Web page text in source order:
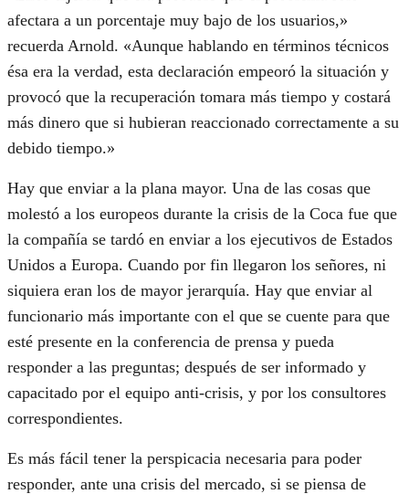
afectara a un porcentaje muy bajo de los usuarios,»
recuerda Arnold. «Aunque hablando en términos técnicos
ésa era la verdad, esta declaración empeoró la situación y
provocó que la recuperación tomara más tiempo y costará
más dinero que si hubieran reaccionado correctamente a su
debido tiempo.»
Hay que enviar a la plana mayor. Una de las cosas que
molestó a los europeos durante la crisis de la Coca fue que
la compañía se tardó en enviar a los ejecutivos de Estados
Unidos a Europa. Cuando por fin llegaron los señores, ni
siquiera eran los de mayor jerarquía. Hay que enviar al
funcionario más importante con el que se cuente para que
esté presente en la conferencia de prensa y pueda
responder a las preguntas; después de ser informado y
capacitado por el equipo anti-crisis, y por los consultores
correspondientes.
Es más fácil tener la perspicacia necesaria para poder
responder, ante una crisis del mercado, si se piensa de